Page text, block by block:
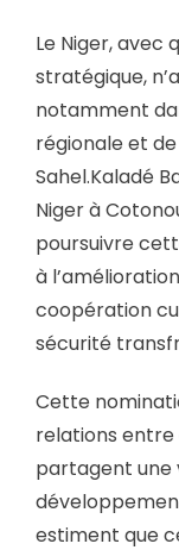
Le Niger, avec
stratégique,
notamment
régionale et
Sahel.Kaladé
Niger à
poursuivre
à
coopération
sécurité
Cette
relations entre
partagent une
estiment que